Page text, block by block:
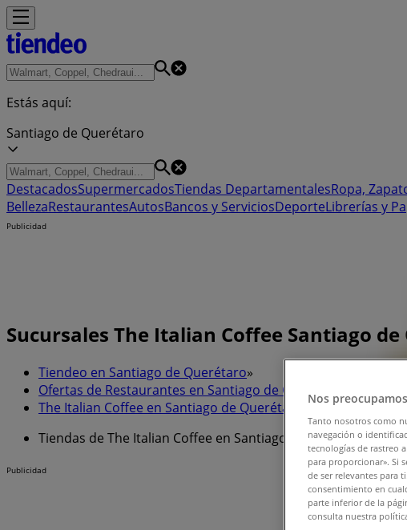
Estás aquí:
Santiago de Querétaro
DestacadosSupermercadosTiendas DepartamentalesRopa,
BellezaRestaurantesAutosBancos y ServiciosDeporteLibrerías y
Publicidad
Sucursales The Italian Coffee Santiago
Tiendeo en Santiago de Querétaro»
Ofertas de Restaurantes en Santiago de Querétaro
The Italian Coffee en Santiago de Querétaro
»
Tiendas de The Italian Coffee en Santiago de Querétaro
Publicidad
Nos
Tanto nosotros como
navegación o
tecnologías de rastreo
para proporcionar». Si
de ser relevantes para
consentimiento en
parte inferior de la
consulta nuestra